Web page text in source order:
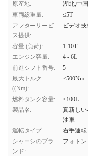
原産地:
湖北,中国
車両総重量:
≤5T
アフターサービ
ス提供:
ビデオ
容量 (負荷):
1-10T
エンジン容量:
4 - 6L
前進シフト番号:
5
最大トルク
((Nm):
≤500Nm
燃料タンク容量:
≤100L
製品名:
真新しい
油車
運転タイプ:
右手運転
シャーシのブラ
ンド:
フォト